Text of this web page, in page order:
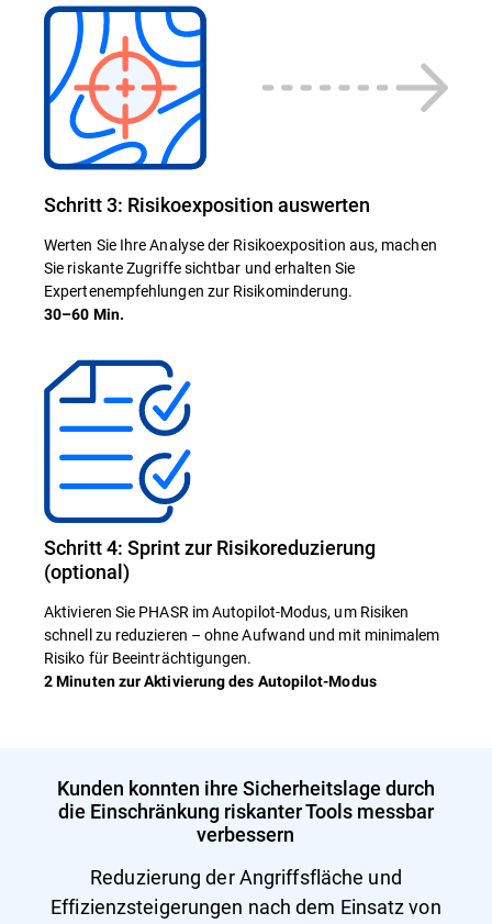
Schritt 3: Risikoexposition auswerten
Werten Sie Ihre Analyse der Risikoexposition aus, machen
Sie riskante Zugriffe sichtbar und erhalten Sie
Expertenempfehlungen zur Risikominderung.
30–60 Min.
Schritt 4: Sprint zur Risikoreduzierung
(optional)
Aktivieren Sie PHASR im Autopilot-Modus, um Risiken
schnell zu reduzieren – ohne Aufwand und mit minimalem
Risiko für Beeinträchtigungen.
2 Minuten zur Aktivierung des Autopilot-Modus
Kunden konnten ihre Sicherheitslage durch
die Einschränkung riskanter Tools messbar
verbessern
Reduzierung der Angriffsfläche und
Effizienzsteigerungen nach dem Einsatz von